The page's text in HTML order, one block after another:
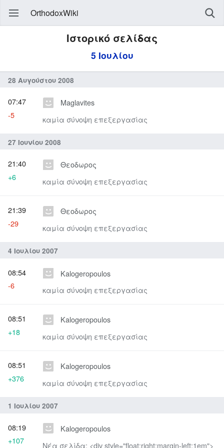
OrthodoxWiki
Ιστορικό σελίδας
5 Ιουλίου
28 Αυγούστου 2008
Maglavites
καμία σύνοψη επεξεργασίας
07:47
-5
27 Ιουνίου 2008
Θεοδωρος
καμία σύνοψη επεξεργασίας
21:40
+6
Θεοδωρος
καμία σύνοψη επεξεργασίας
21:39
-29
4 Ιουλίου 2007
Kalogeropoulos
καμία σύνοψη επεξεργασίας
08:54
-6
Kalogeropoulos
καμία σύνοψη επεξεργασίας
08:51
+18
Kalogeropoulos
καμία σύνοψη επεξεργασίας
08:51
+376
1 Ιουλίου 2007
Kalogeropoulos
Νέα σελίδα: <div style="float:right;margin-left:1em">
08:19
+107